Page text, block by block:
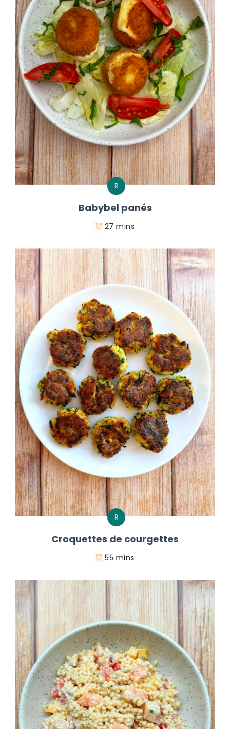
R
Babybel panés
27 mins
R
Croquettes de courgettes
55 mins